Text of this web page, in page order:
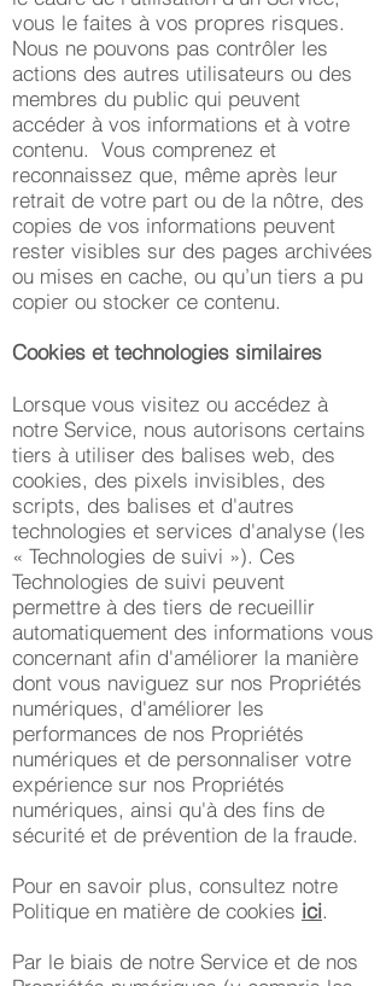
vous le faites à vos propres risques.
Nous ne pouvons pas contrôler les
actions des autres utilisateurs ou des
membres du public qui peuvent
accéder à vos informations et à votre
contenu. Vous comprenez et
reconnaissez que, même après leur
retrait de votre part ou de la nôtre, des
copies de vos informations peuvent
rester visibles sur des pages archivées
ou mises en cache, ou qu’un tiers a pu
copier ou stocker ce contenu.
Cookies et technologies similaires
Lorsque vous visitez ou accédez à
notre Service, nous autorisons certains
tiers à utiliser des balises web, des
cookies, des pixels invisibles, des
scripts, des balises et d'autres
technologies et services d'analyse (les
« Technologies de suivi »). Ces
Technologies de suivi peuvent
permettre à des tiers de recueillir
automatiquement des informations vous
concernant afin d'améliorer la manière
dont vous naviguez sur nos Propriétés
numériques, d'améliorer les
performances de nos Propriétés
numériques et de personnaliser votre
expérience sur nos Propriétés
numériques, ainsi qu'à des fins de
sécurité et de prévention de la fraude.
Pour en savoir plus, consultez notre
Politique en matière de cookies ici.
Par le biais de notre Service et de nos